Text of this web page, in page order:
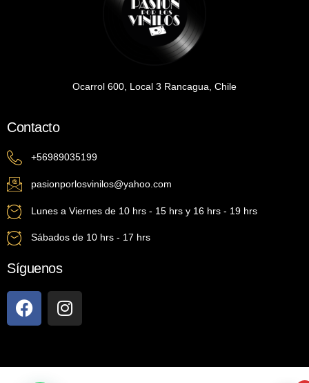
Ocarrol 600, Local 3 Rancagua, Chile
Contacto
+56989035199
pasionporlosvinilos@yahoo.com
Lunes a Viernes de 10 hrs - 15 hrs y 16 hrs - 19 hrs
Sábados de 10 hrs - 17 hrs
Síguenos